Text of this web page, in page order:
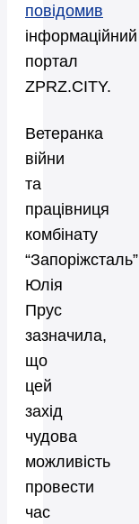
повідомив
інформаційний
портал
ZPRZ.CITY.
Ветеранка
війни
та
працівниця
комбінату
“Запоріжсталь”
Юлія
Прус
зазначила,
що
цей
захід
чудова
можливість
провести
час